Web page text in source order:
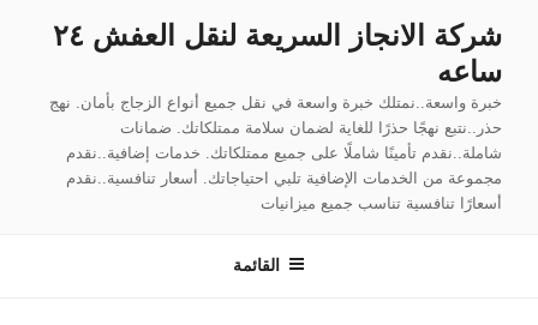
المحتوى
شركة الانجاز السريعة لنقل العفش ٢٤
ساعه
خبرة واسعة..نمتلك خبرة واسعة في نقل جميع أنواع الزجاج بأمان. نهج
حذر..نتبع نهجًا حذرًا للغاية لضمان سلامة ممتلكاتك. ضمانات
شاملة..نقدم تأمينًا شاملًا على جميع ممتلكاتك. خدمات إضافية..نقدم
مجموعة من الخدمات الإضافية تلبي احتياجاتك. أسعار تنافسية..نقدم
أسعارًا تنافسية تناسب جميع ميزانيات
القائمة